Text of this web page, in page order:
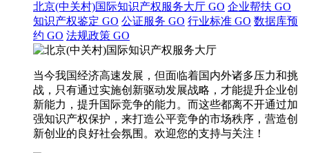
北京(中关村)国际知识产权服务大厅 GO 企业帮扶 GO
知识产权鉴定 GO 公证服务 GO 行业标准 GO 数据库预
约 GO 法规政策 GO
当今我国经济高速发展，但面临着国内外诸多压力和挑
战，只有通过实施创新驱动发展战略，才能提升企业创
新能力，提升国际竞争的能力。而这些都离不开通过加
强知识产权保护，来打造公平竞争的市场秩序，营造创
新创业的良好社会氛围。欢迎您的支持与关注！